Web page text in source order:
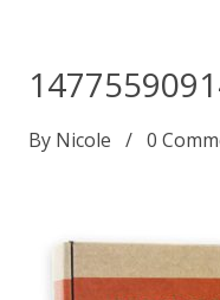
By Nicole 0